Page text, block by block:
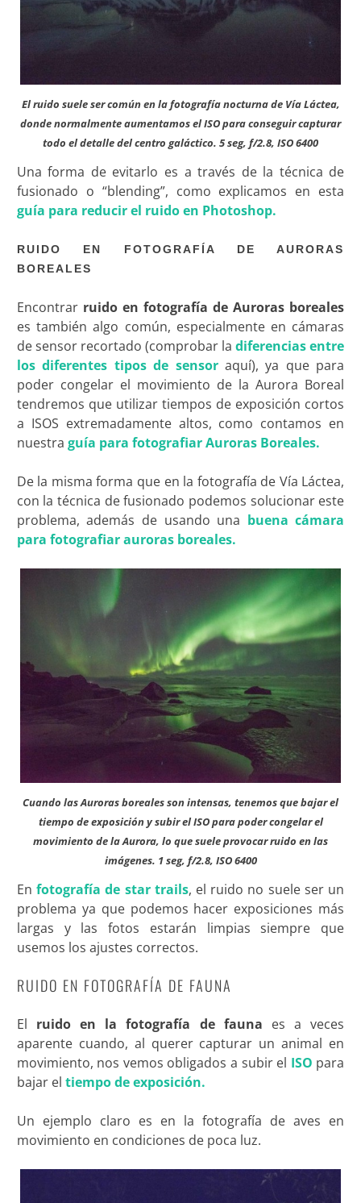
El ruido suele ser común en la fotografía nocturna de Vía Láctea,
donde normalmente aumentamos el ISO para conseguir capturar
todo el detalle del centro galáctico. 5 seg, f/2.8, ISO 6400
Una forma de evitarlo es a través de la técnica de
fusionado o “blending”, como explicamos en esta
guía para reducir el ruido en Photoshop.
RUIDO EN FOTOGRAFÍA DE AURORAS
BOREALES
Encontrar ruido en fotografía de Auroras boreales
es también algo común, especialmente en cámaras
de sensor recortado (comprobar ladiferencias entre
los diferentes tipos de sensor aquí), ya que para
poder congelar el movimiento de la Aurora Boreal
tendremos que utilizar tiempos de exposición cortos
a ISOS extremadamente altos, como contamos en
nuestra guía para fotografiar Auroras Boreales.
De la misma forma que en la fotografía de Vía Láctea,
con la técnica de fusionado podemos solucionar este
problema, además de usando una buena cámara
para fotografiar auroras boreales.
Cuando las Auroras boreales son intensas, tenemos que bajar el
tiempo de exposición y subir el ISO para poder congelar el
movimiento de la Aurora, lo que suele provocar ruido en las
imágenes. 1 seg, f/2.8, ISO 6400
Enfotografía de star trails, el ruido no suele ser un
problema ya que podemos hacer exposiciones más
largas y las fotos estarán limpias siempre que
usemos los ajustes correctos.
RUIDO EN FOTOGRAFÍA DE FAUNA
El ruido en la fotografía de fauna es a veces
aparente cuando, al querer capturar un animal en
movimiento, nos vemos obligados a subir el ISO para
bajar el tiempo de exposición.
Un ejemplo claro es en la fotografía de aves en
movimiento en condiciones de poca luz.